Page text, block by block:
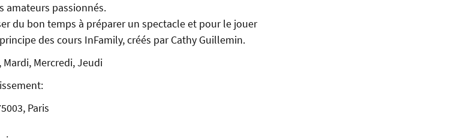
amateurs passionnés.
du bon temps à préparer un spectacle et pour le jouer
des cours InFamily, créés par Cathy Guillemin.
Mercredi, Jeudi
Paris